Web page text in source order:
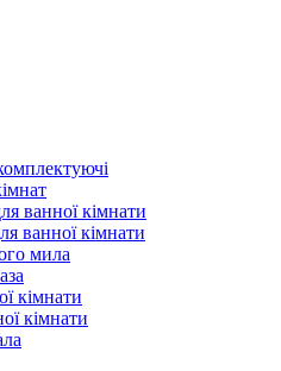
ванної кімнати
ванної кімнати
мила
кімнати
кімнати